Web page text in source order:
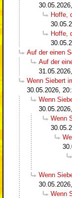
Hoffe,
Hoffe,
Auf der einen
Auf der
Wenn Siebert
30.05.2026,
Wenn
Wenn
Wenn
Wenn